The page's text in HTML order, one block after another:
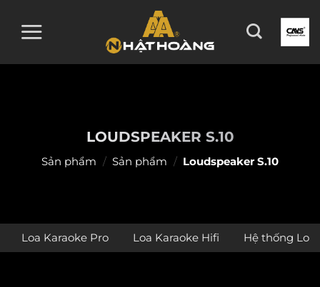
content
LOUDSPEAKER S.10
Sản phẩm / Sản phẩm / Loudspeaker S.10
Loa Karaoke Pro Loa Karaoke Hifi Hệ thống Loa